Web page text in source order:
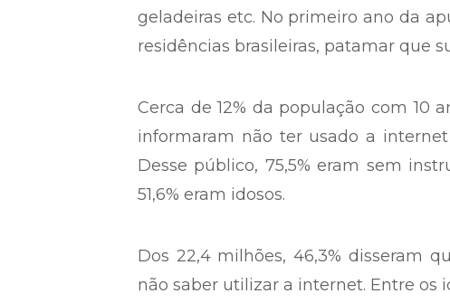
geladeiras etc. No primeiro ano da
residências brasileiras, patamar que
Cerca de 12% da população com 10
informaram não ter usado a
Desse público, 75,5% eram sem
51,6% eram idosos.
Dos 22,4 milhões, 46,3% disseram
não saber utilizar a internet. Entre os